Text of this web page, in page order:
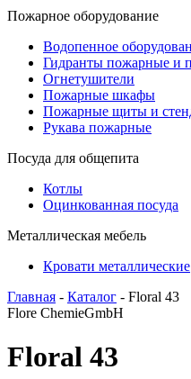
Пожарное оборудование
Водопенное
Гидранты пожарные и
Огнетушители
Пожарные шкафы
Пожарные щиты и
Рукава пожарные
Посуда для общепита
Котлы
Оцинкованная посуда
Металлическая мебель
Кровати металлические
Главная - Каталог - Floral 43
Flore ChemieGmbH
Floral 43